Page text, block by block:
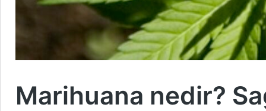
Marihuana nedir?